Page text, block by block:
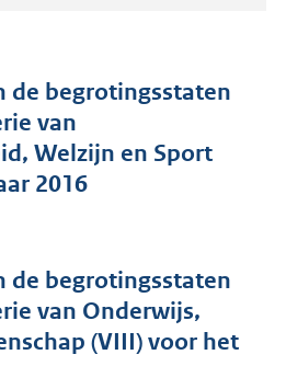
s
r
:
4
9
K
de begrotingsstaten
van
Welzijn en Sport
2016
de begrotingsstaten
van Onderwijs,
(VIII) voor het